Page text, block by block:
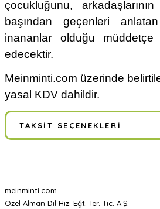
çocukluğunu,
başından geçenleri
inananlar olduğu
edecektir.
Meinminti.com üzerinde
yasal KDV dahildir.
TAKSIT SEÇENEKLERI
meinminti.com
Özel Alman Dil Hiz. Eğt. Ter. Tic. A.Ş.